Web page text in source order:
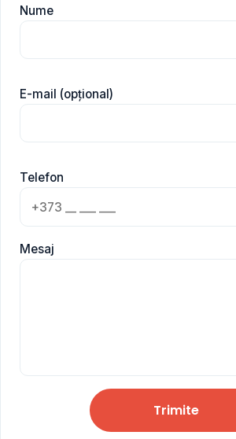
Nume
E-mail (opțional)
Telefon
Mesaj
Trimite